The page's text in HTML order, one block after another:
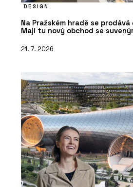
DESIGN
Na Pražském hradě se
Mají tu nový obchod se
21. 7. 2026